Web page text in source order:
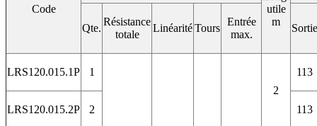
Code
utile
m
Qte.
Résistance
totale
LinéaritéTours
Entrée
max.
Sortie
LRS120.015.1P 1
2
113
LRS120.015.2P 2 113